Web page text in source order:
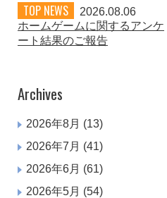
TOP NEWS
2026.08.06
ホームゲームに関するアンケ
ート結果のご報告
Archives
2026年8月 (13)
2026年7月 (41)
2026年6月 (61)
2026年5月 (54)